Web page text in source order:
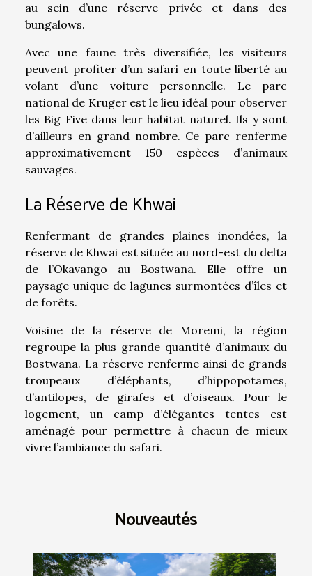
au sein d’une réserve privée et dans des
bungalows.
Avec une faune très diversifiée, les visiteurs
peuvent profiter d’un safari en toute liberté au
volant d’une voiture personnelle. Le parc
national de Kruger est le lieu idéal pour observer
les Big Five dans leur habitat naturel. Ils y sont
d’ailleurs en grand nombre. Ce parc renferme
approximativement 150 espèces d’animaux
sauvages.
La Réserve de Khwai
Renfermant de grandes plaines inondées, la
réserve de Khwai est située au nord-est du delta
de l’Okavango au Bostwana. Elle offre un
paysage unique de lagunes surmontées d’îles et
de forêts.
Voisine de la réserve de Moremi, la région
regroupe la plus grande quantité d’animaux du
Bostwana. La réserve renferme ainsi de grands
troupeaux d’éléphants, d’hippopotames,
d’antilopes, de girafes et d’oiseaux. Pour le
logement, un camp d’élégantes tentes est
aménagé pour permettre à chacun de mieux
vivre l’ambiance du safari.
Nouveautés